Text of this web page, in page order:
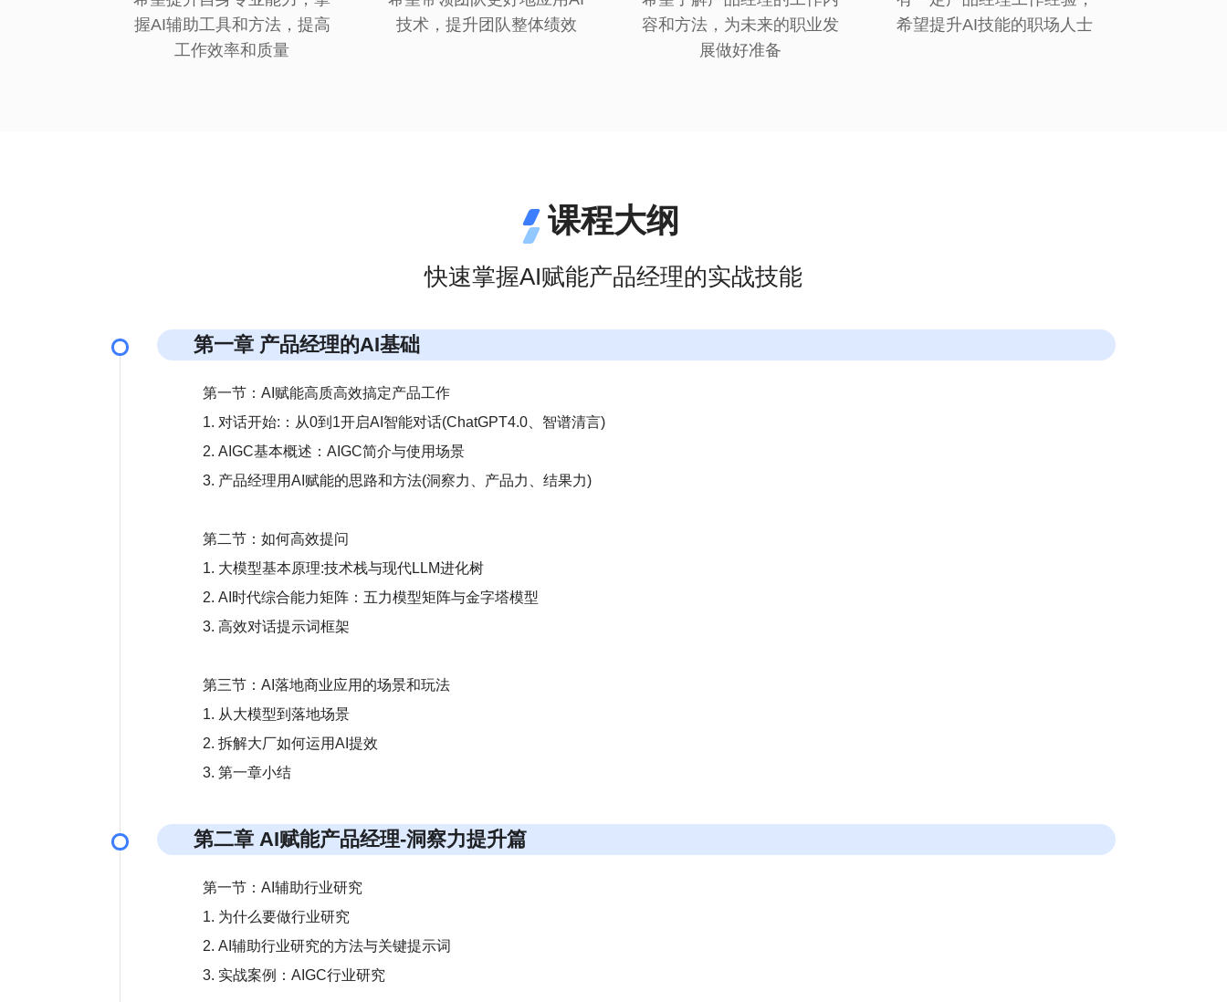
握AI辅助工具和方法，提高
工作效率和质量
技术，提升团队整体绩效
容和方法，为未来的职业发
展做好准备
希望提升AI技能的职场人士
课程大纲
快速掌握AI赋能产品经理的实战技能
第一章 产品经理的AI基础
第一节：AI赋能高质高效搞定产品工作
1. 对话开始:：从0到1开启AI智能对话(ChatGPT4.0、智谱清言)
2. AIGC基本概述：AIGC简介与使用场景
3. 产品经理用AI赋能的思路和方法(洞察力、产品力、结果力)
第二节：如何高效提问
1. 大模型基本原理:技术栈与现代LLM进化树
2. AI时代综合能力矩阵：五力模型矩阵与金字塔模型
3. 高效对话提示词框架
第三节：AI落地商业应用的场景和玩法
1. 从大模型到落地场景
2. 拆解大厂如何运用AI提效
第二章 AI赋能产品经理-洞察力提升篇
第一节：AI辅助行业研究
1. 为什么要做行业研究
2. AI辅助行业研究的方法与关键提示词
3. 实战案例：AIGC行业研究